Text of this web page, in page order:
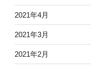
2021年4月
2021年3月
2021年2月